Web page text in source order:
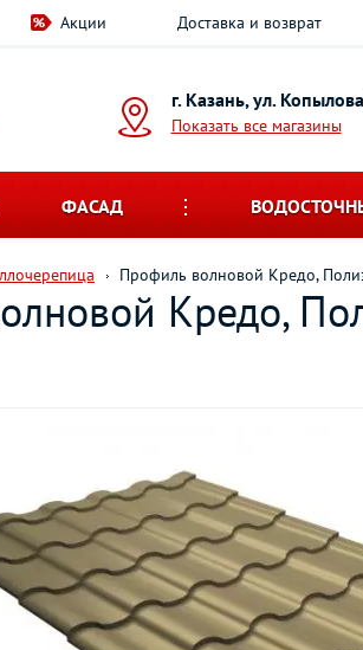
Акции Доставка и возврат
г. Казань, ул.
Показать все магазины
ФАСАД
Профиль волновой Кредо,
Кредо,